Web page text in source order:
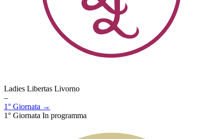
Ladies Libertas Livorno
–
1° Giornata →
1° Giornata In programma